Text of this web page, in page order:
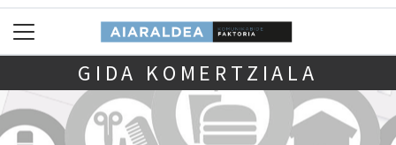
GIDA KOMERTZIALA